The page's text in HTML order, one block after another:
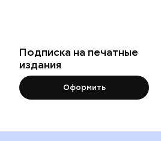
Подписка на печатные
издания
Оформить